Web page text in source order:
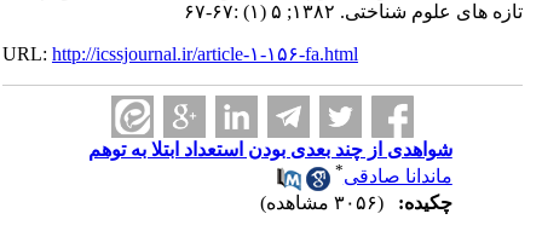
تازه های علوم شناختی. ۱۳۸۲; ۵ (۱) :۶۷-۶۷
URL:http://icssjournal.ir/article-۱-۱۵۶-fa.html
شواهدی از چند بعدی بودن استعداد ابتلا به توهم
ماندانا صادقی
چکیده: